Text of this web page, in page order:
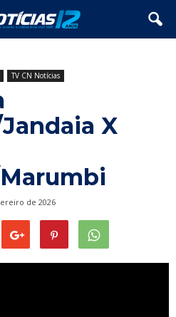
TV CN Notícias
X
de 2026